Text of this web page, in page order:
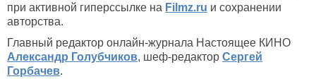
при активной гиперссылке на Filmz.ru и сохранении
авторства.
Главный редактор онлайн-журнала Настоящее КИНО
Александр Голубчиков, шеф-редактор Сергей
Горбачев.